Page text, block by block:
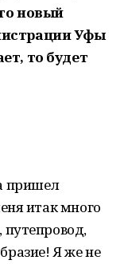
новый
Уфы
то будет
пришел
итак много
путепровод,
Я же не